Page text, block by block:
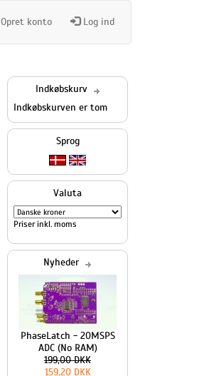
Opret konto Log ind
Indkøbskurv
Indkøbskurven er tom
Sprog
Valuta
Priser inkl. moms
Nyheder
PhaseLatch - 20MSPS
ADC (No RAM)
199,00 DKK
159,20 DKK